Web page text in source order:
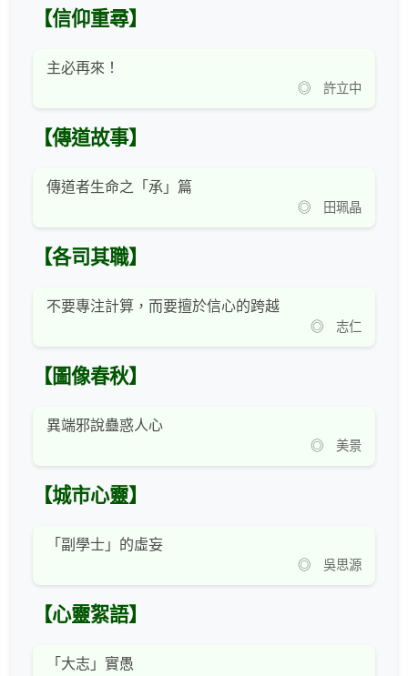
【信仰重尋】
主必再來！
◎ 許立中
【傳道故事】
傳道者生命之「承」篇
◎ 田珮晶
【各司其職】
不要專注計算，而要擅於信心的跨越
◎ 志仁
【圖像春秋】
異端邪說蠱惑人心
◎ 美景
【城市心靈】
「副學士」的虛妄
◎ 吳思源
【心靈絮語】
「大志」實愚